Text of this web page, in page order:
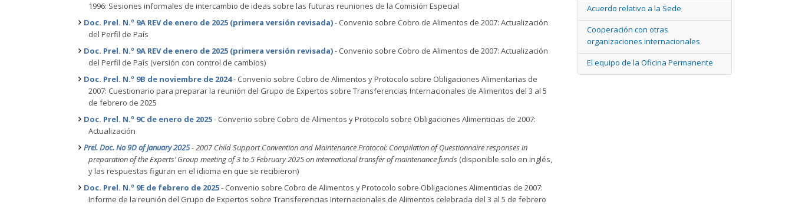
1996: Sesiones informales de intercambio de ideas sobre las futuras reuniones de la Comisión Especial
Doc. Prel. N.º 9A REV de enero de 2025 (primera versión revisada)- Convenio sobre Cobro de Alimentos de 2007: Actualización
del Perfil de País
Doc. Prel. N.º 9A REV de enero de 2025 (primera versión revisada)- Convenio sobre Cobro de Alimentos de 2007: Actualización
del Perfil de País (versión con control de cambios)
Doc. Prel. N.º 9B de noviembre de 2024- Convenio sobre Cobro de Alimentos y Protocolo sobre Obligaciones Alimentarias de
2007: Cuestionario para preparar la reunión del Grupo de Expertos sobre Transferencias Internacionales de Alimentos del 3 al 5
de febrero de 2025
Doc. Prel. N.º 9C de enero de 2025- Convenio sobre Cobro de Alimentos y Protocolo sobre Obligaciones Alimenticias de 2007:
Actualización
Prel. Doc. No 9D of January 2025- 2007 Child Support Convention and Maintenance Protocol: Compilation of Questionnaire responses in
preparation of the Experts’ Group meeting of 3 to 5 February 2025 on international transfer of maintenance funds (disponible solo en inglés,
y las respuestas figuran en el idioma en que se recibieron)
Doc. Prel. N.º 9E de febrero de 2025- Convenio sobre Cobro de Alimentos y Protocolo sobre Obligaciones Alimenticias de 2007:
Informe de la reunión del Grupo de Expertos sobre Transferencias Internacionales de Alimentos celebrada del 3 al 5 de febrero
Acuerdo relativo a la Sede
Cooperación con otras
organizaciones internacionales
El equipo de la Oficina Permanente